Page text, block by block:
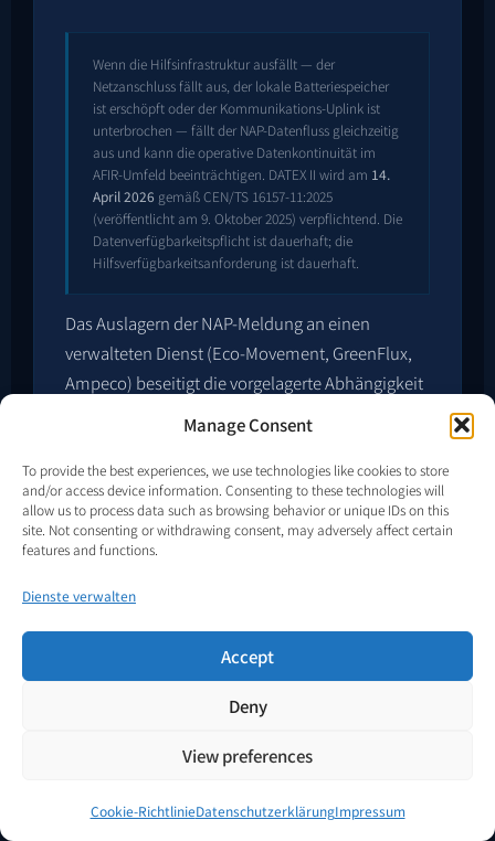
Manage Consent
To provide the best experiences, we use technologies like cookies to store
and/or access device information. Consenting to these technologies will
allow us to process data such as browsing behavior or unique IDs on this
site. Not consenting or withdrawing consent, may adversely affect certain
features and functions.
Dienste verwalten
Accept
Deny
View preferences
Cookie-RichtlinieDatenschutzerklärungImpressum
Wenn die Hilfsinfrastruktur ausfällt — der
Netzanschluss fällt aus, der lokale Batteriespeicher
ist erschöpft oder der Kommunikations-Uplink ist
unterbrochen — fällt der NAP-Datenfluss gleichzeitig
aus und kann die operative Datenkontinuität im
AFIR-Umfeld beeinträchtigen. DATEX II wird am 14.
April 2026 gemäß CEN/TS 16157-11:2025
(veröffentlicht am 9. Oktober 2025) verpflichtend. Die
Datenverfügbarkeitspflicht ist dauerhaft; die
Hilfsverfügbarkeitsanforderung ist dauerhaft.
Das Auslagern der NAP-Meldung an einen
verwalteten Dienst (Eco-Movement, GreenFlux,
Ampeco) beseitigt die vorgelagerte Abhängigkeit
Hilfsebene des Standorts.
03 · REALITÄT DES MULTI-LADESÄULEN-
Batterieintegrierte Ladesäulen lösen
den Multi-Ladesäulen-Standort nicht
EIN PRO-LADESÄULEN-PRODUKT KANN KEINE
STANDORTARBEIT LEISTEN
Batterieintegrierte DC-Schnellladesäulen
adressieren nicht das architektonische Problem